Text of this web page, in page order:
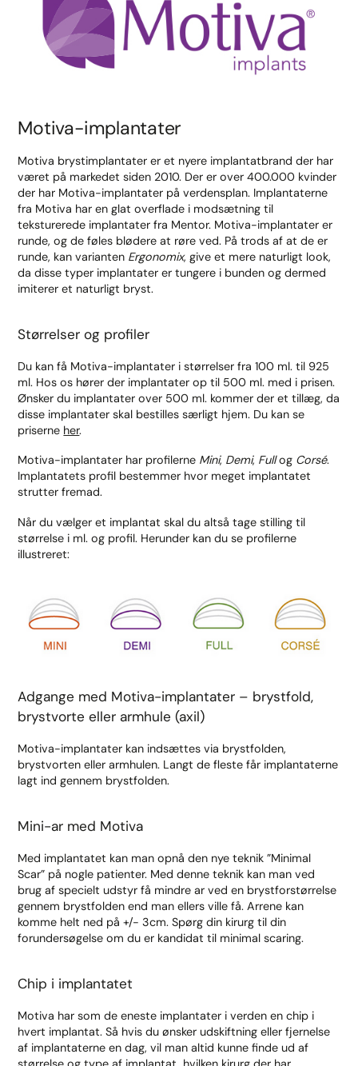
Motiva-implantater
Motiva brystimplantater er et nyere implantatbrand der har
været på markedet siden 2010. Der er over 400.000 kvinder
der har Motiva-implantater på verdensplan. Implantaterne
fra Motiva har en glat overflade i modsætning til
teksturerede implantater fra Mentor. Motiva-implantater er
runde, og de føles blødere at røre ved. På trods af at de er
runde, kan varianten Ergonomix, give et mere naturligt look,
da disse typer implantater er tungere i bunden og dermed
imiterer et naturligt bryst.
Størrelser og profiler
Du kan få Motiva-implantater i størrelser fra 100 ml. til 925
ml. Hos os hører der implantater op til 500 ml. med i prisen.
Ønsker du implantater over 500 ml. kommer der et tillæg, da
disse implantater skal bestilles særligt hjem. Du kan se
priserne her.
Motiva-implantater har profilerne Mini, Demi, Fullog Corsé.
Implantatets profil bestemmer hvor meget implantatet
strutter fremad.
Når du vælger et implantat skal du altså tage stilling til
størrelse i ml. og profil. Herunder kan du se profilerne
illustreret:
Adgange med Motiva-implantater – brystfold,
brystvorte eller armhule (axil)
Motiva-implantater kan indsættes via brystfolden,
brystvorten eller armhulen. Langt de fleste får implantaterne
lagt ind gennem brystfolden.
Mini-ar med Motiva
Med implantatet kan man opnå den nye teknik ”Minimal
Scar” på nogle patienter. Med denne teknik kan man ved
brug af specielt udstyr få mindre ar ved en brystforstørrelse
gennem brystfolden end man ellers ville få. Arrene kan
komme helt ned på +/- 3cm. Spørg din kirurg til din
forundersøgelse om du er kandidat til minimal scaring.
Chip i implantatet
Motiva har som de eneste implantater i verden en chip i
hvert implantat. Så hvis du ønsker udskiftning eller fjernelse
af implantaterne en dag, vil man altid kunne finde ud af